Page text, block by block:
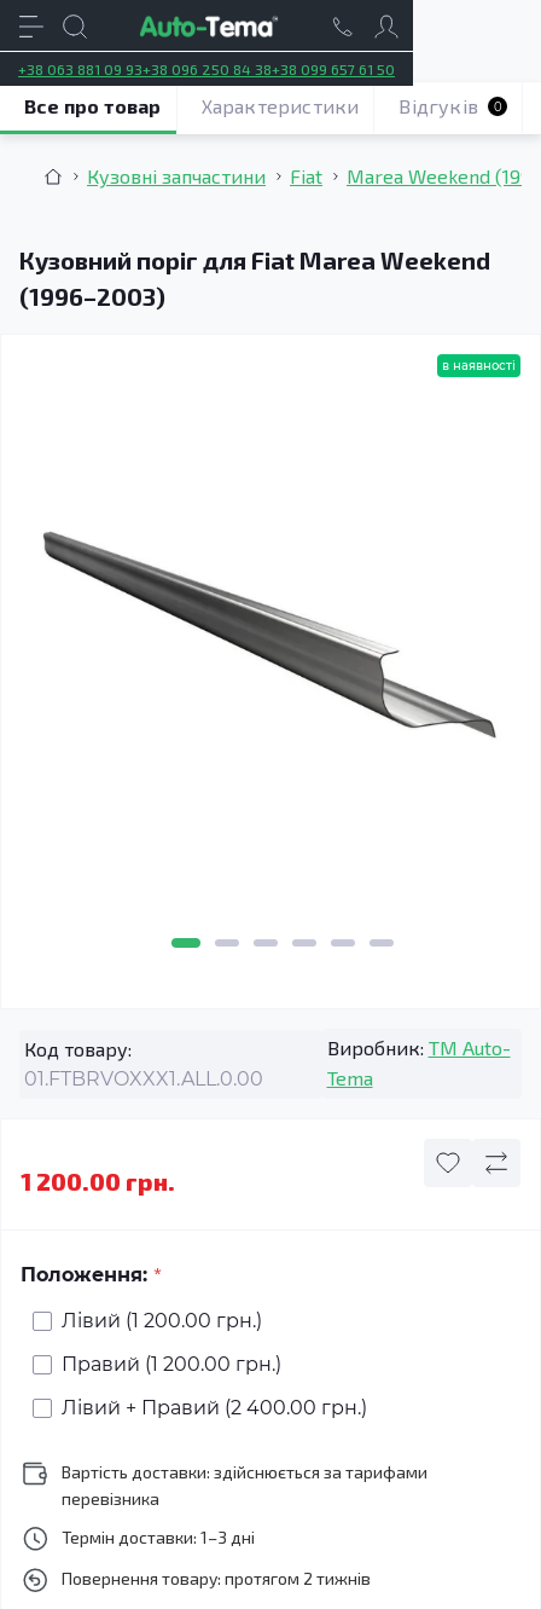
+38 063 881 09 93+38 096 250 84 38+38 099 657 61 50
Кузовні запчастини Fiat Marea Weekend
Кузовний поріг для Fiat Marea Weekend
(1996–2003)
Все про товар Характеристики Відгуків 0
в наявності
Код товару:
01.FTBRVOXXX1.ALL.0.00
Виробник: TM Auto-
Tema
1 200.00 грн.
Положення: *
Лівий (1 200.00 грн.)
Правий (1 200.00 грн.)
Лівий + Правий (2 400.00 грн.)
Вартість доставки: здійснюється за тарифами
перевізника
Термін доставки: 1–3 дні
Повернення товару: протягом 2 тижнів